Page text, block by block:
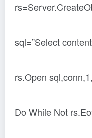
sql=”Select
rs.Open
Do While Not